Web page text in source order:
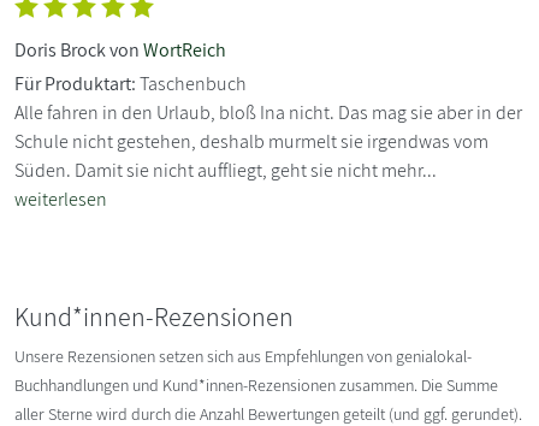
Doris Brock vonWortReich
Für Produktart:Taschenbuch
Alle fahren in den Urlaub, bloß Ina nicht. Das mag sie aber in der
Schule nicht gestehen, deshalb murmelt sie irgendwas vom
Süden. Damit sie nicht auffliegt, geht sie nicht mehr...
weiterlesen
Kund*innen-Rezensionen
Unsere Rezensionen setzen sich aus Empfehlungen von genialokal-
Buchhandlungen und Kund*innen-Rezensionen zusammen. Die Summe
aller Sterne wird durch die Anzahl Bewertungen geteilt (und ggf. gerundet).